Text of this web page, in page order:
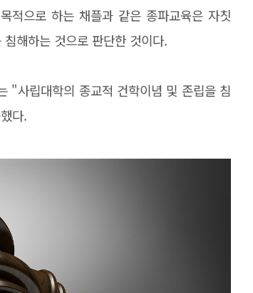
적으로 하는 채플과 같은 종파교육은 자칫
해하는 것으로 판단한 것이다.
"사립대학의 종교적 건학이념 및 존립을 침
다.